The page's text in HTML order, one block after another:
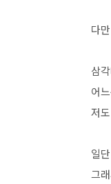
다
삼
어
저
일
그